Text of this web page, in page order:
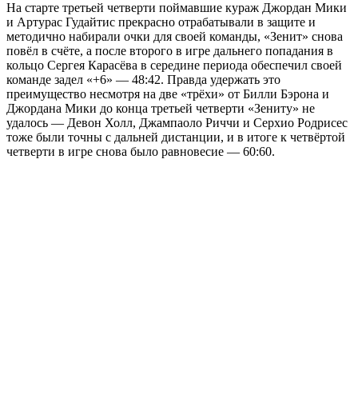
На старте третьей четверти поймавшие кураж Джордан Мики
и Артурас Гудайтис прекрасно отрабатывали в защите и
методично набирали очки для своей команды, «Зенит» снова
повёл в счёте, а после второго в игре дальнего попадания в
кольцо Сергея Карасёва в середине периода обеспечил своей
команде задел «+6» — 48:42. Правда удержать это
преимущество несмотря на две «трёхи» от Билли Бэрона и
Джордана Мики до конца третьей четверти «Зениту» не
удалось — Девон Холл, Джампаоло Риччи и Серхио Родрисес
тоже были точны с дальней дистанции, и в итоге к четвёртой
четверти в игре снова было равновесие — 60:60.